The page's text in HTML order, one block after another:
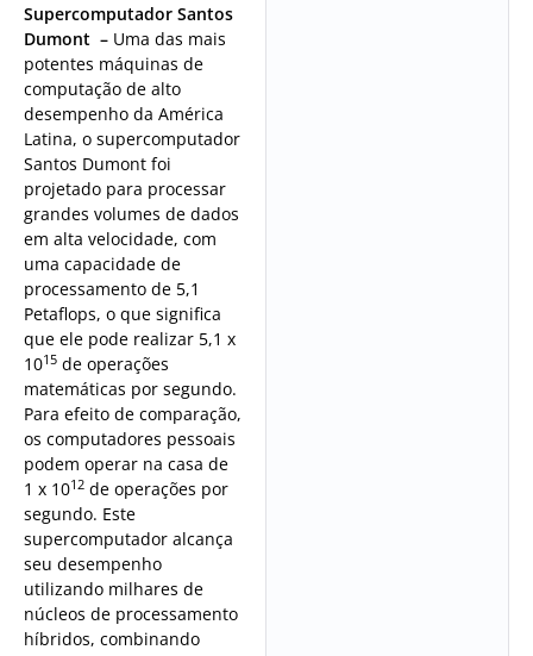
Supercomputador Santos
Dumont – Uma das mais
potentes máquinas de
computação de alto
desempenho da América
Latina, o supercomputador
Santos Dumont foi
projetado para processar
grandes volumes de dados
em alta velocidade, com
uma capacidade de
processamento de 5,1
Petaflops, o que significa
que ele pode realizar 5,1 x
1015 de operações
matemáticas por segundo.
Para efeito de comparação,
os computadores pessoais
podem operar na casa de
1 x 1012 de operações por
segundo. Este
supercomputador alcança
seu desempenho
utilizando milhares de
núcleos de processamento
híbridos, combinando